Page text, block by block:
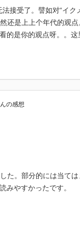
接受了。譬如对“イク
还是上上个年代的观
的是你的观点呀。。这
の感想
た。部分的には当て
みやすかったです。